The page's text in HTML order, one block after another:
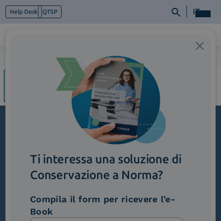
Help Desk QTSP IT
Cosa facciamo
3_CreazioneReportAutomatici
Iscriviti alla newsletter
Novità, iniziative ed eventi dal mondo della
trasformazione digitale.
Ti interessa una soluzione di
Conservazione a Norma?
Compila il form per ricevere l’e-
Book